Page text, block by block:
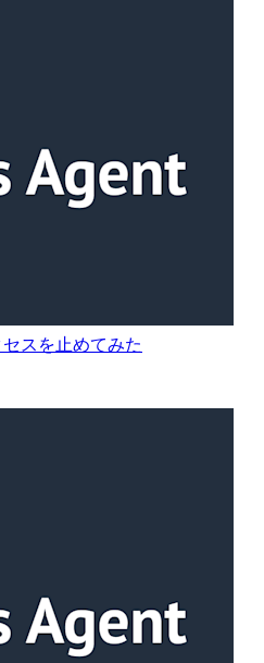
スを止めてみた